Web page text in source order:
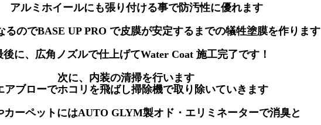
アルミホイールにも張り付ける事で防汚性に優れます
るのでBASE UP PRO で皮膜が安定するまでの犠牲塗膜を作ります
後に、広角ノズルで仕上げてWater Coat 施工完了です！
次に、内装の清掃を行います
アブローでホコリを飛ばし掃除機で取り除いていきます
カーペットにはAUTO GLYM製オド・エリミネーターで消臭と